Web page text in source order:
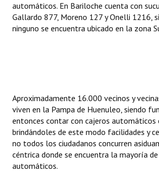
Noticias Destacadas
Audiencias Públicas - Registro
Mujeres que Dejaron Huellas - Registro
Periodistas Decanos - Registro
Ciudadano Ilustre - Registro
automáticos. En Bariloche cuenta con
Gallardo 877, Moreno 127 y Onelli 1216,
ninguno se encuentra ubicado en la zona
Aproximadamente 16.000 vecinos y
viven en la Pampa de Huenuleo, siendo
entonces contar con cajeros automáticos
brindándoles de este modo facilidades y
no todos los ciudadanos concurren
céntrica donde se encuentra la mayoría
automáticos.